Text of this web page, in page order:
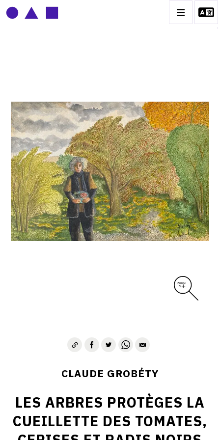
BIOGRAPHIE
CATALOGUE DES OEUVRES
CONTACT
CLAUDE GROBÉTY
LES ARBRES PROTÈGES LA
CUEILLETTE DES TOMATES,